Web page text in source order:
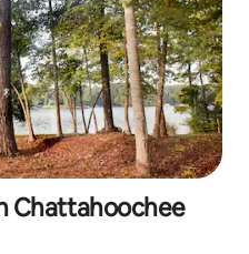
Chattahoochee